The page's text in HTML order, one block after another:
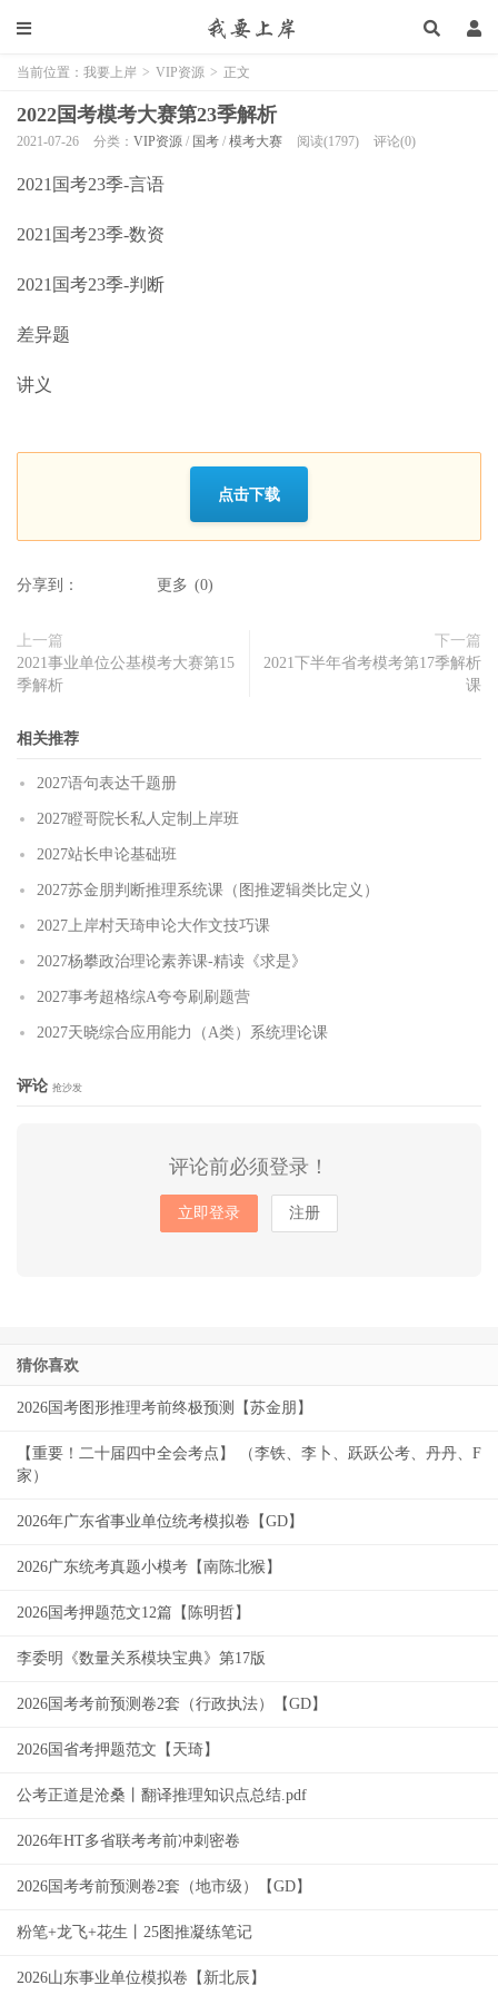
当前位置： 我要上岸 > VIP资源 > 正文
2022国考模考大赛第23季解析
2021-07-26 分类： VIP资源 / 国考 / 模考大赛 阅读(1797) 评论(0)
2021国考23季-言语
2021国考23季-数资
2021国考23季-判断
差异题
讲义
点击下载
分享到： 更多 (0)
上一篇
2021事业单位公基模考大赛第15
季解析
下一篇
2021下半年省考模考第17季解析
课
相关推荐
2027语句表达千题册
2027瞪哥院长私人定制上岸班
2027站长申论基础班
2027苏金朋判断推理系统课（图推逻辑类比定义）
2027上岸村天琦申论大作文技巧课
2027杨攀政治理论素养课-精读《求是》
2027事考超格综A夸夸刷刷题营
2027天晓综合应用能力（A类）系统理论课
评论 抢沙发
评论前必须登录！
立即登录 注册
猜你喜欢
2026国考图形推理考前终极预测【苏金朋】
【重要！二十届四中全会考点】 （李铁、李卜、跃跃公考、丹丹、F
家）
2026年广东省事业单位统考模拟卷【GD】
2026广东统考真题小模考【南陈北猴】
2026国考押题范文12篇【陈明哲】
李委明《数量关系模块宝典》第17版
2026国考考前预测卷2套（行政执法）【GD】
2026国省考押题范文【天琦】
公考正道是沧桑丨翻译推理知识点总结.pdf
2026年HT多省联考考前冲刺密卷
2026国考考前预测卷2套（地市级）【GD】
粉笔+龙飞+花生丨25图推凝练笔记
2026山东事业单位模拟卷【新北辰】